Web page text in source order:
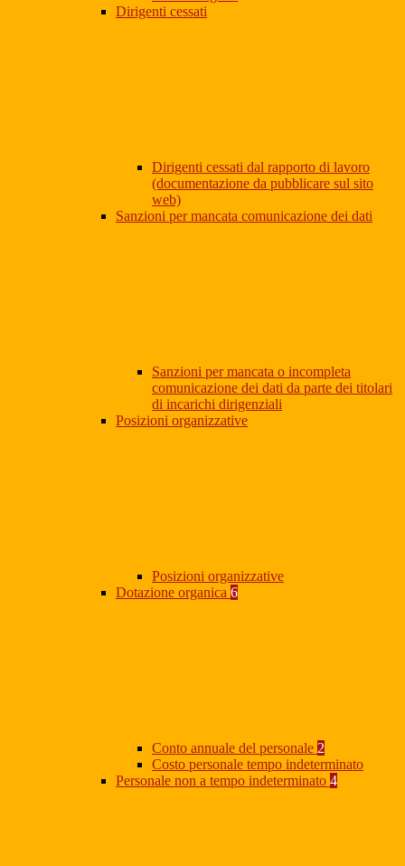
Dirigenti cessati
Dirigenti cessati dal rapporto di lavoro
(documentazione da pubblicare sul sito
web)
Sanzioni per mancata comunicazione dei dati
Sanzioni per mancata o incompleta
comunicazione dei dati da parte dei titolari
di incarichi dirigenziali
Posizioni organizzative
Posizioni organizzative
Dotazione organica 6
Conto annuale del personale 2
Costo personale tempo indeterminato
Personale non a tempo indeterminato 4